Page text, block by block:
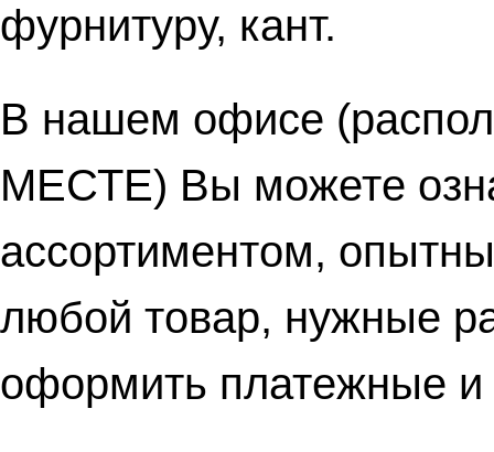
фурнитуру, кант.
В нашем офисе
МЕСТЕ) Вы можете
ассортиментом,
любой товар, нужные
оформить платежные и